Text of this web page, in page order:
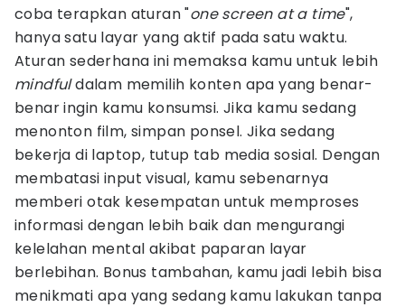
coba terapkan aturan "one screen at a time",
hanya satu layar yang aktif pada satu waktu.
Aturan sederhana ini memaksa kamu untuk lebih
mindfuldalam memilih konten apa yang benar-
benar ingin kamu konsumsi. Jika kamu sedang
menonton film, simpan ponsel. Jika sedang
bekerja di laptop, tutup tab media sosial. Dengan
membatasi input visual, kamu sebenarnya
memberi otak kesempatan untuk memproses
informasi dengan lebih baik dan mengurangi
kelelahan mental akibat paparan layar
berlebihan. Bonus tambahan, kamu jadi lebih bisa
menikmati apa yang sedang kamu lakukan tanpa